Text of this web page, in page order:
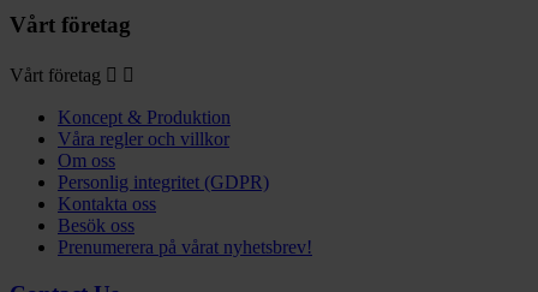
Vårt företag
Vårt företag  
Koncept & Produktion
Våra regler och villkor
Om oss
Personlig integritet (GDPR)
Kontakta oss
Besök oss
Prenumerera på vårat nyhetsbrev!